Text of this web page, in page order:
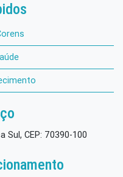
Sul, CEP: 70390-100